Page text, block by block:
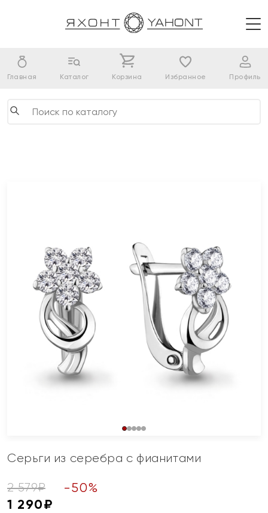
Главная Каталог Корзина Избранное Профиль
Серьги из серебра с фианитами
2 579₽ -50%
1 290₽